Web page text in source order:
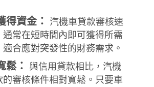
得資金：
汽機車貸款審核速
通常在短時間內即可獲得所需
適合應對突發性的財務需求。
鬆： 與信用貸款相比，汽機
的審核條件相對寬鬆。只要車